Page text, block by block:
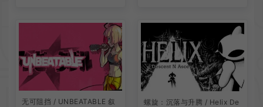
无可阻挡 / UNBEATABLE 叙
螺旋：沉落与升腾 / Helix De